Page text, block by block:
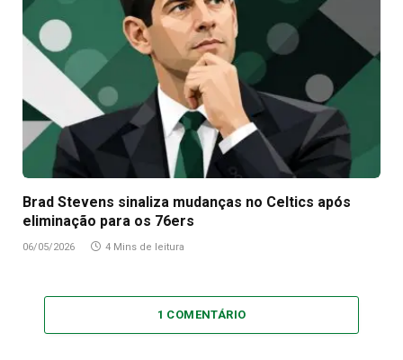
Brad Stevens sinaliza mudanças no Celtics após
eliminação para os 76ers
06/05/2026 4 Mins de leitura
1 COMENTÁRIO